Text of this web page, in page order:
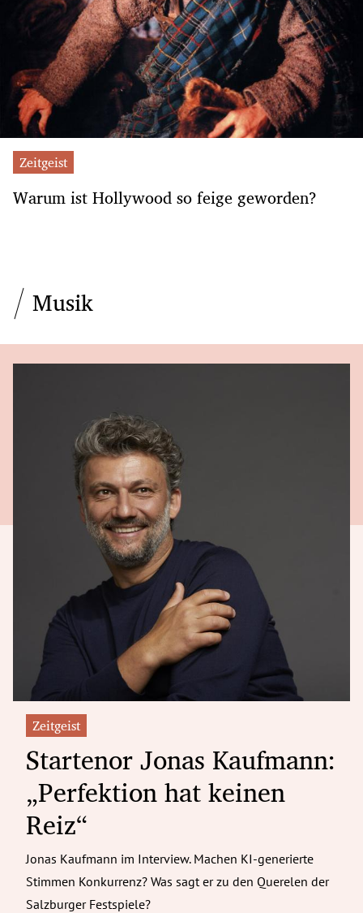
Zeitgeist
Warum ist Hollywood so feige geworden?
Musik
Zeitgeist
Startenor Jonas Kaufmann:
„Perfektion hat keinen
Reiz“
Jonas Kaufmann im Interview. Machen KI-generierte
Stimmen Konkurrenz? Was sagt er zu den Querelen der
Salzburger Festspiele?